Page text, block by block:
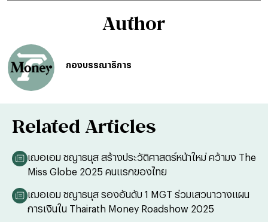
Author
กองบรรณาธิการ
Related Articles
เฌอเอม ชญาธนุส สร้างประวัติศาสตร์หน้าใหม่ คว้ามง The
Miss Globe 2025 คนแรกของไทย
เฌอเอม ชญาธนุส รองอันดับ 1 MGT ร่วมเสวนาวางแผน
การเงินใน Thairath Money Roadshow 2025